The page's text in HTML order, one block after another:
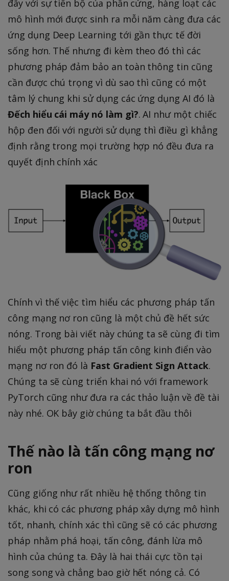
đây với sự tiến bộ của phần cứng, hàng loạt các
mô hình mới được sinh ra mỗi năm càng đưa các
ứng dụng Deep Learning tới gần thực tế đời
sống hơn. Thế nhưng đi kèm theo đó thì các
phương pháp đảm bảo an toàn thông tin cũng
cần được chú trọng vì dù sao thì cũng có một
tâm lý chung khi sử dụng các ứng dụng AI đó là
Đếch hiểu cái máy nó làm gì?. AI như một chiếc
hộp đen đối với người sử dụng thì điều gì khẳng
định rằng trong mọi trường hợp nó đều đưa ra
quyết định chính xác
Chính vì thế việc tìm hiểu các phương pháp tấn
công mạng nơ ron cũng là một chủ đề hết sức
nóng. Trong bài viết này chúng ta sẽ cùng đi tìm
hiểu một phương pháp tấn công kinh điển vào
mạng nơ ron đó là Fast Gradient Sign Attack.
Chúng ta sẽ cùng triển khai nó với framework
PyTorch cũng như đưa ra các thảo luận về đề tài
này nhé. OK bây giờ chúng ta bắt đầu thôi
Thế nào là tấn công mạng nơ
ron
Cũng giống như rất nhiều hệ thống thông tin
khác, khi có các phương pháp xây dựng mô hình
tốt, nhanh, chính xác thì cũng sẽ có các phương
pháp nhằm phá hoại, tấn công, đánh lừa mô
hình của chúng ta. Đây là hai thái cực tồn tại
song song và chẳng bao giờ hết nóng cả. Có